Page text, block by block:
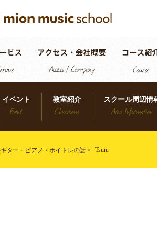
イベント
Event
教室紹介
Classroom
スクール周辺情
Area Information
ター・ピアノ・ボイトレの話 > Tsuru